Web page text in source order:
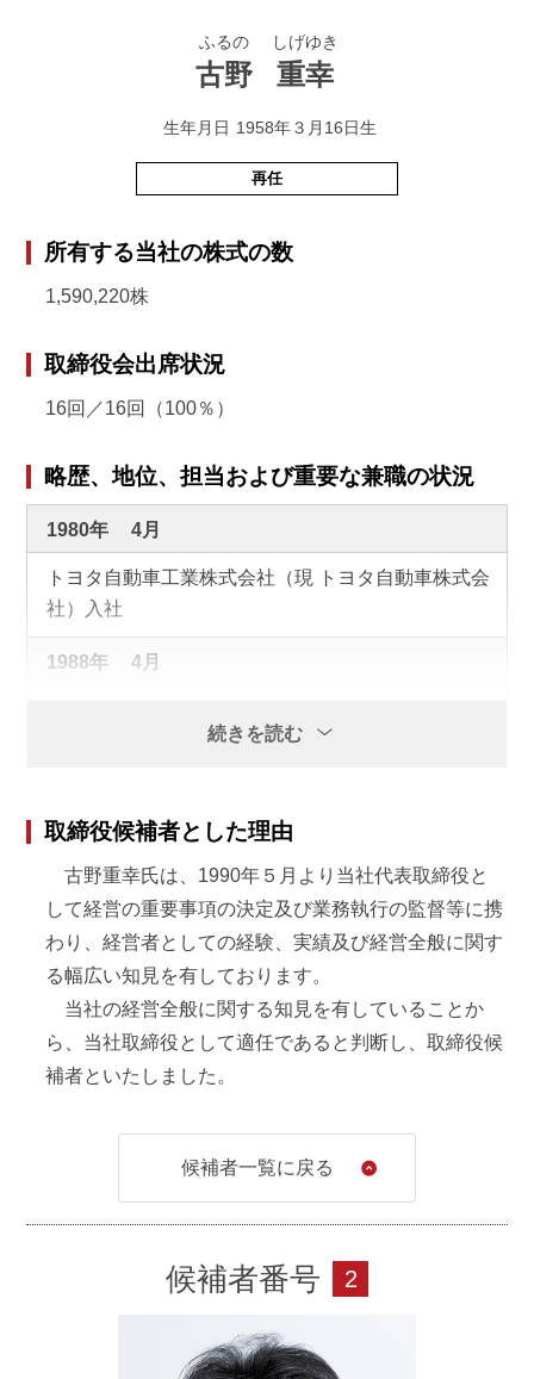
ふるの
古野
しげゆき
重幸
生年月日 1958年３月16日生
再任
所有する当社の株式の数
1,590,220株
取締役会出席状況
16回／16回（100％）
略歴、地位、担当および重要な兼職の状況
1980年 4月
トヨタ自動車工業株式会社（現 トヨタ自動車株式会
社）入社
1988年 4月
1990年 5月
当社代表取締役副社長就任
1990年 10月
当社代表取締役就任
有限会社フルノ企画(現 有限会社ウェルマックス）代
表取締役（現任）
1月
アートテックス株式会社（札幌工場）代表取締役就任
1991年 5月
株式会社寺岡オートドア岩手（当社に吸収合併）取締
続きを読む
取締役候補者とした理由
古野重幸氏は、1990年５月より当社代表取締役と
して経営の重要事項の決定及び業務執行の監督等に携
わり、経営者としての経験、実績及び経営全般に関す
る幅広い知見を有しております。
当社の経営全般に関する知見を有していることか
ら、当社取締役として適任であると判断し、取締役候
補者といたしました。
候補者一覧に戻る
候補者番号 2